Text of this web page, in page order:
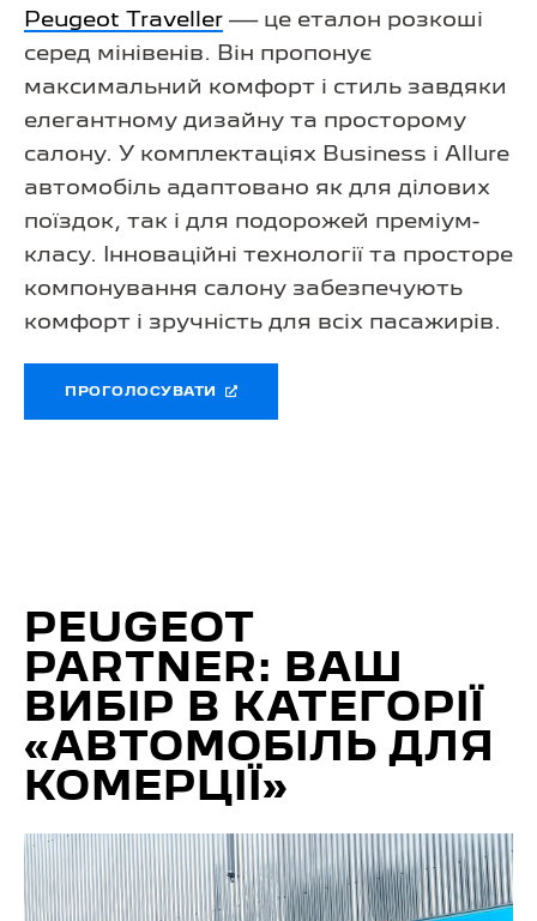
Peugeot Traveller — це еталон розкоші
серед мінівенів. Він пропонує
максимальний комфорт і стиль завдяки
елегантному дизайну та просторому
салону. У комплектаціях Business і Allure
автомобіль адаптовано як для ділових
поїздок, так і для подорожей преміум-
класу. Інноваційні технології та просторе
компонування салону забезпечують
комфорт і зручність для всіх пасажирів.
ПРОГОЛОСУВАТИ
PEUGEOT
PARTNER: ВАШ
ВИБІР В КАТЕГОРІЇ
«АВТОМОБІЛЬ ДЛЯ
КОМЕРЦІЇ»